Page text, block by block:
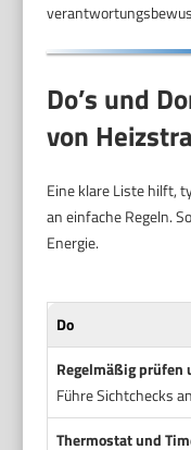
Do’s und
von
Eine klare Liste hilft,
an einfache Regeln.
Energie.
Do
Regelmäßig prüfen
Führe Sichtchecks
Thermostat und